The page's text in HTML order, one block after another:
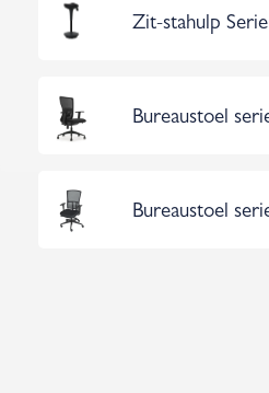
Zit-stahulp
Bureaustoel
Bureaustoel